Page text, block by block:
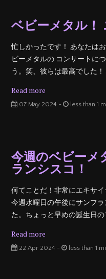
ベビーメタル！
忙しかったです！ あなたは
ビーメタルの コンサートに
う。笑、彼らは最高でした
Read more
07 May 2024 - less than 1
今週のベビーメ
ランシスコ！
何てことだ！非常にエキサ
今週水曜日の午後にサンフ
た。ちょっと早めの誕生日の
Read more
22 Apr 2024 - less than 1